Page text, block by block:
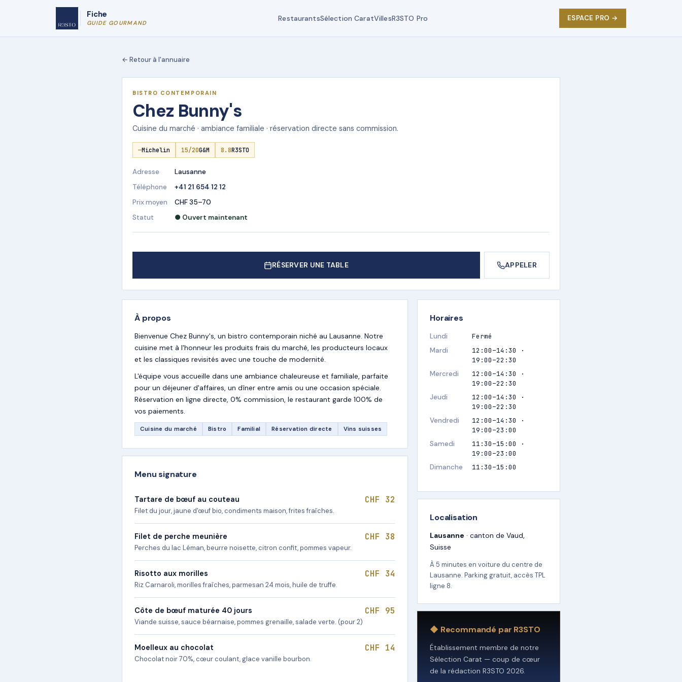
Fiche
GUIDE GOURMAND
RestaurantsSélection CaratVillesR3STO Pro ESPACE PRO →
← Retour à l'annuaire
★ DÉMO R3STO
BISTRO CONTEMPORAIN
Chez Bunny's
Cuisine du marché · ambiance familiale · réservation directe sans commission.
—Michelin 15/20G&M 8.8R3STO
Adresse
Lausanne
Téléphone
+41 21 654 12 12
Prix moyen
CHF 35–70
Statut
● Ouvert maintenant
RÉSERVER UNE TABLE APPELER
À propos
Bienvenue Chez Bunny's, un bistro contemporain niché au Lausanne. Notre
cuisine met à l'honneur les produits frais du marché, les producteurs locaux
et les classiques revisités avec une touche de modernité.
L'équipe vous accueille dans une ambiance chaleureuse et familiale, parfaite
pour un déjeuner d'affaires, un dîner entre amis ou une occasion spéciale.
Réservation en ligne directe, 0% commission, le restaurant garde 100% de
vos paiements.
Cuisine du marché Bistro Familial Réservation directe Vins suisses
Menu signature
Tartare de bœuf au couteau
Filet du jour, jaune d'œuf bio, condiments maison, frites fraîches.
CHF 32
Filet de perche meunière
Perches du lac Léman, beurre noisette, citron confit, pommes vapeur.
CHF 38
Risotto aux morilles
Riz Carnaroli, morilles fraîches, parmesan 24 mois, huile de truffe.
CHF 34
Côte de bœuf maturée 40 jours
Viande suisse, sauce béarnaise, pommes grenaille, salade verte. (pour 2)
CHF 95
Moelleux au chocolat
Chocolat noir 70%, cœur coulant, glace vanille bourbon.
CHF 14
Horaires
Lundi
Fermé
Mardi
12:00–14:30 ·
19:00–22:30
Mercredi
12:00–14:30 ·
19:00–22:30
Jeudi
12:00–14:30 ·
19:00–22:30
Vendredi
12:00–14:30 ·
19:00–23:00
Samedi
11:30–15:00 ·
19:00–23:00
Dimanche
11:30–15:00
Localisation
Lausanne · canton de Vaud,
Suisse
À 5 minutes en voiture du centre de
Lausanne. Parking gratuit, accès TPL
ligne 8.
◆ Recommandé par R3STO
Établissement membre de notre
Sélection Carat — coup de cœur
de la rédaction R3STO 2026.